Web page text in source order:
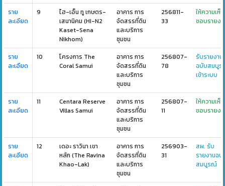
ราย
ละเอียด
9
ไฮ-เอ็น ทู เกษตร-
เสนานิคม (HI-N2
Kaset-Sena
Nikhom)
อาคาร การ
จัดสรรที่ดิน
และบริการ
ชุมชน
256811-
33
ให้ความเห็น
ชอบรายงา
ราย
ละเอียด
10
โครงการ The
Coral Samui
อาคาร การ
จัดสรรที่ดิน
และบริการ
ชุมชน
256807-
78
รับรายงาน
ฉบับสมบู
เข้าระบบ
ราย
ละเอียด
11
Centara Reserve
Villas Samui
อาคาร การ
จัดสรรที่ดิน
และบริการ
ชุมชน
256807-
11
ให้ความเห็น
ชอบรายงา
ราย
ละเอียด
12
เดอะ ราวินา เขา
หลัก (The Ravina
Khao-Lak)
อาคาร การ
จัดสรรที่ดิน
และบริการ
ชุมชน
256903-
31
สผ. รับ
รายงานฉบั
สมบูรณ์